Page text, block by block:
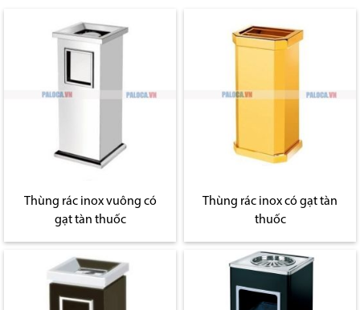
Thùng rác inox vuông có
gạt tàn thuốc
Thùng rác inox có gạt tàn
thuốc